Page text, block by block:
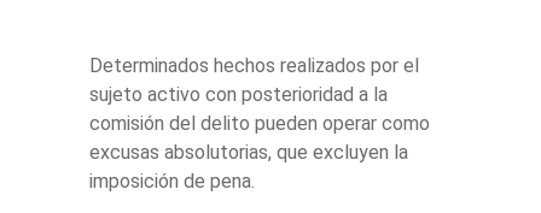
Determinados hechos realizados por el
sujeto activo con posterioridad a la
comisión del delito pueden operar como
excusas absolutorias, que excluyen la
imposición de pena.